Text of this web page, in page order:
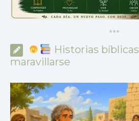
***
Historias
maravillarse